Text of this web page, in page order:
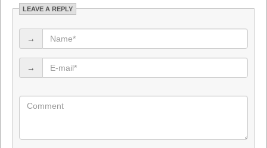
LEAVE A REPLY
→
→